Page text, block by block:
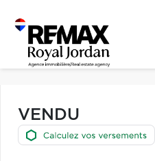
VENDU